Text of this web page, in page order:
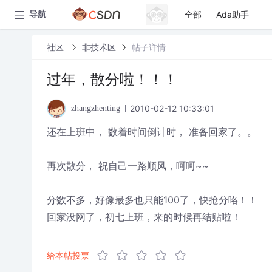
导航 全部 Ada助手
社区 非技术区 帖子详情
过年，散分啦！！！
zhangzhenting 2010-02-12 10:33:01
还在上班中， 数着时间倒计时， 准备回家了。。
再次散分， 祝自己一路顺风，呵呵~~
分数不多，好像最多也只能100了，快抢分咯！！
回家没网了，初七上班，来的时候再结贴啦！
给本帖投票